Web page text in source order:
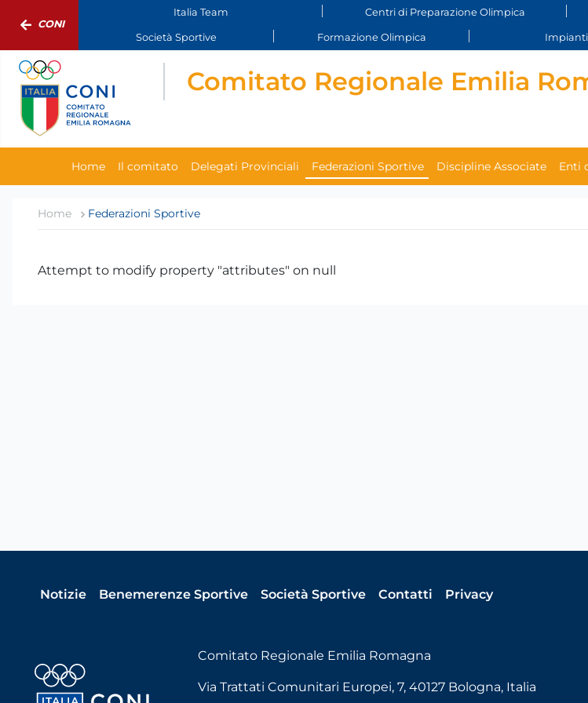
CONI
Italia Team Centri di Preparazione Olimpica
Società Sportive Formazione Olimpica Impianti
Comitato Regionale Emilia
Home Il comitato Delegati Provinciali Federazioni Sportive Discipline Associate Enti
Home Federazioni Sportive
Attempt to modify property "attributes" on null
Notizie Benemerenze Sportive Società Sportive Contatti Privacy
Comitato Regionale Emilia Romagna
Via Trattati Comunitari Europei, 7, 40127 Bologna, Italia